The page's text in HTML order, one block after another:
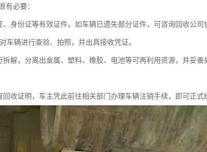
有必要：
身份证等有效证件。如车辆已遗失部分证件，可咨询回收公司
辆进行查验、拍照，并出具接收凭证。
解，分离出金属、塑料、橡胶、电池等可再利用资源，并妥善
收证明，车主凭此前往相关部门办理车辆注销手续，即可正式